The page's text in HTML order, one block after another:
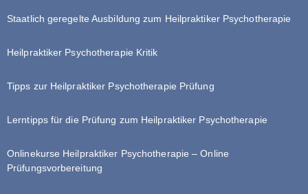
Staatlich geregelte Ausbildung zum Heilpraktiker Psychotherapie
Heilpraktiker Psychotherapie Kritik
Tipps zur Heilpraktiker Psychotherapie Prüfung
Lerntipps für die Prüfung zum Heilpraktiker Psychotherapie
Onlinekurse Heilpraktiker Psychotherapie – Online
Prüfungsvorbereitung